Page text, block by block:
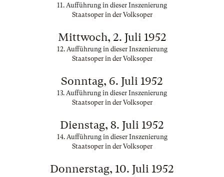
11. Aufführung in dieser Inszenierung
Staatsoper in der Volksoper
Mittwoch, 2. Juli 1952
12. Aufführung in dieser Inszenierung
Staatsoper in der Volksoper
Sonntag, 6. Juli 1952
13. Aufführung in dieser Inszenierung
Staatsoper in der Volksoper
Dienstag, 8. Juli 1952
14. Aufführung in dieser Inszenierung
Staatsoper in der Volksoper
Donnerstag, 10. Juli 1952